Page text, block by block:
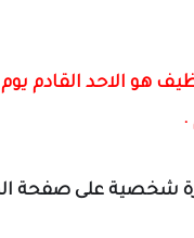
القادم يوم 23/9/2018 .
.